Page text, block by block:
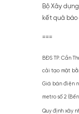
Bộ Xây
kết quả báo
===
BĐS TP. Cần
cải tạo mặt
Giá bán điện
metro số 2
Quy định xây